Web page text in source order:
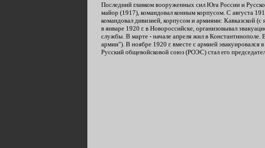
Последний главком вооруженных сил Юга России и
майор (1917), командовал конным корпусом. С августа
командовал дивизией, корпусом и армиями: Кавказской
в январе 1920 г. в Новороссийске, организовывал
службы. В марте - начале апреля жил в
армии"). В ноябре 1920 г. вместе с армией эвакуировался
Русский общевойсковой союз (РОЭС) стал его